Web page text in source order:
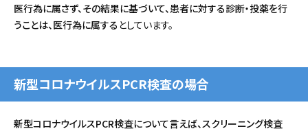
医行為に属さず、その結果に基づいて、患者に対する診断・投薬を行
うことは、医行為に属する としています。
新型コロナウイルスPCR検査の場合
新型コロナウイルスPCR検査について言えば、スクリーニング検査